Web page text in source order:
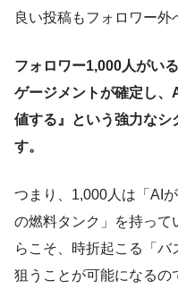
良い投稿もフォロワー外
フォロワー1,000人がい
ゲージメントが確定し、
値する』という強力なシ
す。
つまり、1,000人は「AI
の燃料タンク」を持って
らこそ、時折起こる「
狙うことが可能になるの